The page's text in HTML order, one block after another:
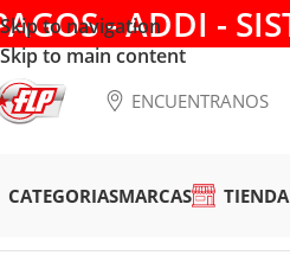
Skip to navigation
Skip to main content
- ADDI -
ENCUENTRANOS
CATEGORIASMARCAS TIENDA